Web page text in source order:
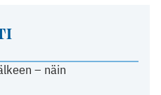
– näin